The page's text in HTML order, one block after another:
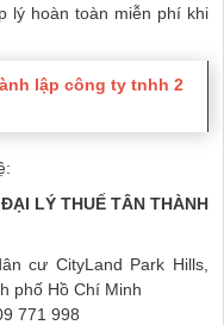
lý hoàn toàn miễn phí khi
lập công ty tnhh 2
LÝ THUẾ TÂN THÀNH
cư CityLand Park Hills,
phố Hồ Chí Minh
771 998